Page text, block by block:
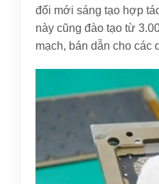
đổi mới sáng tạo hợp
này cũng đào tạo từ
mạch, bán dẫn cho các